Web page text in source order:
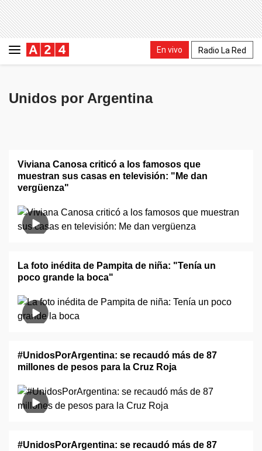
En vivo Radio La Red
Unidos por Argentina
Viviana Canosa criticó a los famosos que
muestran sus casas en televisión: "Me dan
vergüenza"
La foto inédita de Pampita de niña: "Tenía un
poco grande la boca"
#UnidosPorArgentina: se recaudó más de 87
millones de pesos para la Cruz Roja
#UnidosPorArgentina: se recaudó más de 87